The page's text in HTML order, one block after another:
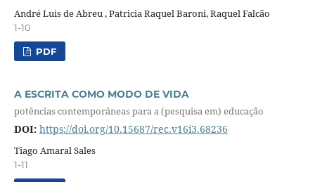
André Luis de Abreu , Patricia Raquel Baroni, Raquel Falcão
1-10
PDF
A ESCRITA COMO MODO DE VIDA
potências contemporâneas para a (pesquisa em) educação
DOI: https://doi.org/10.15687/rec.v16i3.68236
Tiago Amaral Sales
1-11